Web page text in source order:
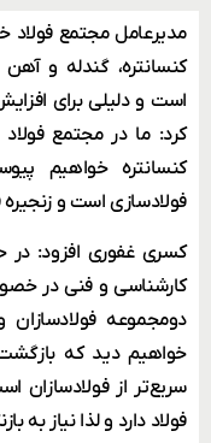
مدیرعامل مجتمع فولاد
کنسانتره، گندله و
است و دلیلی برای
کرد: ما در مجتمع
کنسانتره خواهیم
فولادسازی است و زنجیره
کسری غفوری افزود:
کارشناسی و فنی در
دو‌مجموعه
خواهیم دید که
سریع‌تر از فولادسازان
فولاد دارد و لذا نیاز به